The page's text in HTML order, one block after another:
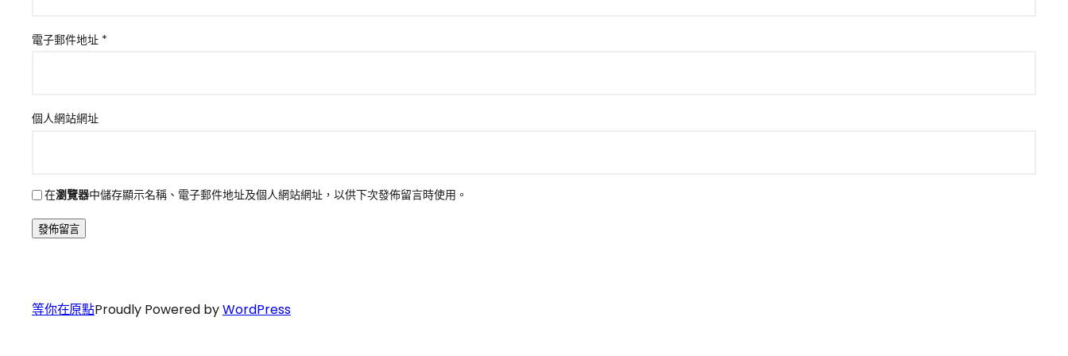
電子郵件地址 *
個人網站網址
在瀏覽器中儲存顯示名稱、電子郵件地址及個人網站網址，以供下次發佈留言時使用。
等你在原點Proudly Powered byWordPress